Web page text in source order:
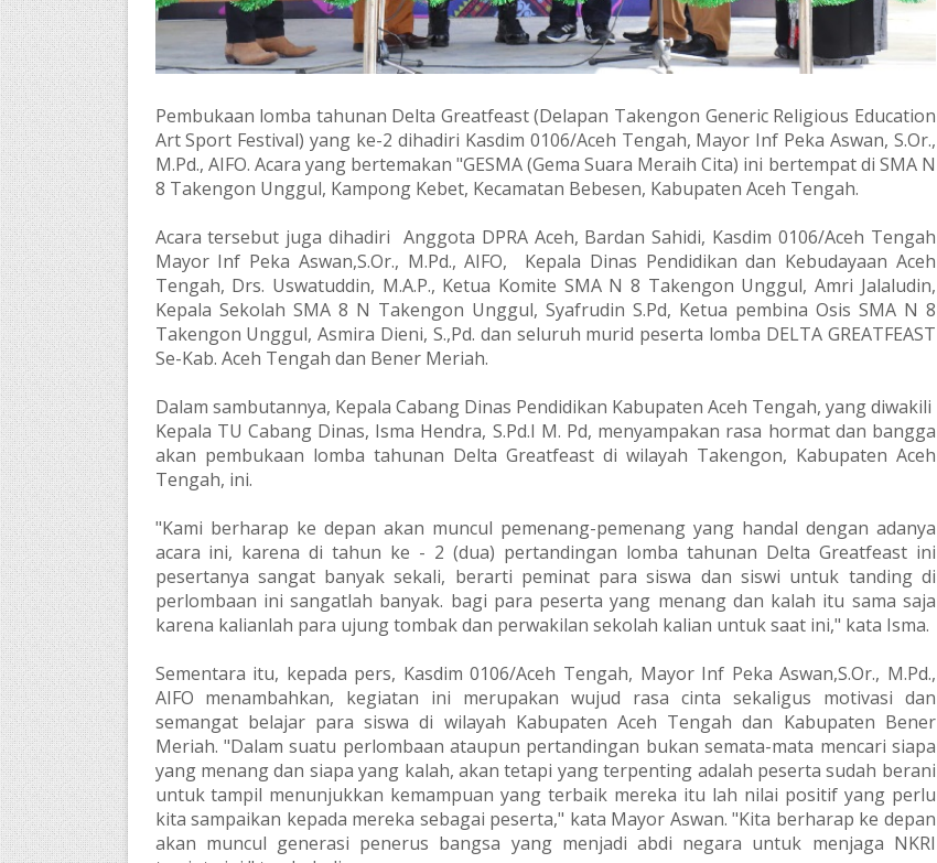
Pembukaan lomba tahunan Delta Greatfeast (Delapan Takengon Generic Religious Education
Art Sport Festival) yang ke-2 dihadiri Kasdim 0106/Aceh Tengah, Mayor Inf Peka Aswan, S.Or.,
M.Pd., AIFO. Acara yang bertemakan "GESMA (Gema Suara Meraih Cita) ini bertempatdi SMA N
8 Takengon Unggul, Kampong Kebet, Kecamatan Bebesen, Kabupaten Aceh Tengah.
Acara tersebut juga dihadiri Anggota DPRA Aceh, Bardan Sahidi, Kasdim 0106/Aceh Tengah
Mayor Inf Peka Aswan,S.Or., M.Pd., AIFO, Kepala Dinas Pendidikan dan Kebudayaan Aceh
Tengah, Drs. Uswatuddin, M.A.P., Ketua Komite SMA N 8 Takengon Unggul, Amri Jalaludin,
Kepala Sekolah SMA 8 N Takengon Unggul, Syafrudin S.Pd, Ketua pembina Osis SMA N 8
Takengon Unggul, Asmira Dieni, S.,Pd. dan seluruh murid peserta lomba DELTA GREATFEAST
Se-Kab. Aceh Tengah dan Bener Meriah.
Dalam sambutannya, Kepala Cabang Dinas Pendidikan Kabupaten Aceh Tengah, yang diwakili
Kepala TU Cabang Dinas, Isma Hendra, S.Pd.I M. Pd, menyampakan rasa hormat dan bangga
akan pembukaan lomba tahunan Delta Greatfeast di wilayah Takengon, Kabupaten Aceh
Tengah, ini.
"Kami berharap ke depan akan muncul pemenang-pemenang yang handal dengan adanya
acara ini, karena di tahun ke - 2 (dua) pertandingan lomba tahunan Delta Greatfeast ini
pesertanya sangat banyak sekali, berarti peminat para siswa dan siswi untuk tanding di
perlombaan ini sangatlah banyak. bagi para peserta yang menang dan kalah itu sama saja
karena kalianlah para ujung tombak dan perwakilan sekolah kalian untuk saat ini," kata Isma.
Sementara itu, kepada pers, Kasdim 0106/Aceh Tengah, Mayor Inf Peka Aswan,S.Or., M.Pd.,
AIFO menambahkan, kegiatan ini merupakan wujud rasa cinta sekaligus motivasi dan
semangat belajar para siswa di wilayah Kabupaten Aceh Tengah dan Kabupaten Bener
Meriah. "Dalam suatu perlombaan ataupun pertandingan bukan semata-mata mencari siapa
yang menang dan siapa yang kalah, akan tetapi yang terpenting adalah peserta sudah berani
untuk tampil menunjukkan kemampuan yang terbaik mereka itu lah nilai positif yang perlu
kita sampaikan kepada mereka sebagai peserta," kata Mayor Aswan. "Kita berharap ke depan
akan muncul generasi penerus bangsa yang menjadi abdi negara untuk menjaga NKRI